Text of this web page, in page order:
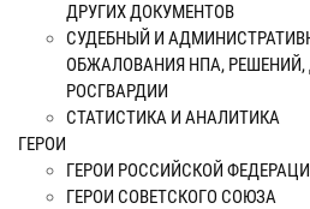
ДРУГИХ ДОКУМЕНТОВ
СУДЕБНЫЙ И
ОБЖАЛОВАНИЯ НПА, РЕШЕНИЙ,
РОСГВАРДИИ
СТАТИСТИКА И АНАЛИТИКА
ГЕРОИ
ГЕРОИ РОССИЙСКОЙ
ГЕРОИ СОВЕТСКОГО СОЮЗА